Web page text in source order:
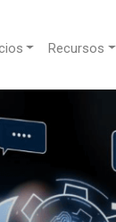
Recursos